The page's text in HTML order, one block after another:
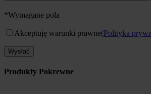
*Wymagane pola
Akceptuję warunki prawne(Polityka
Produkty Pokrewne